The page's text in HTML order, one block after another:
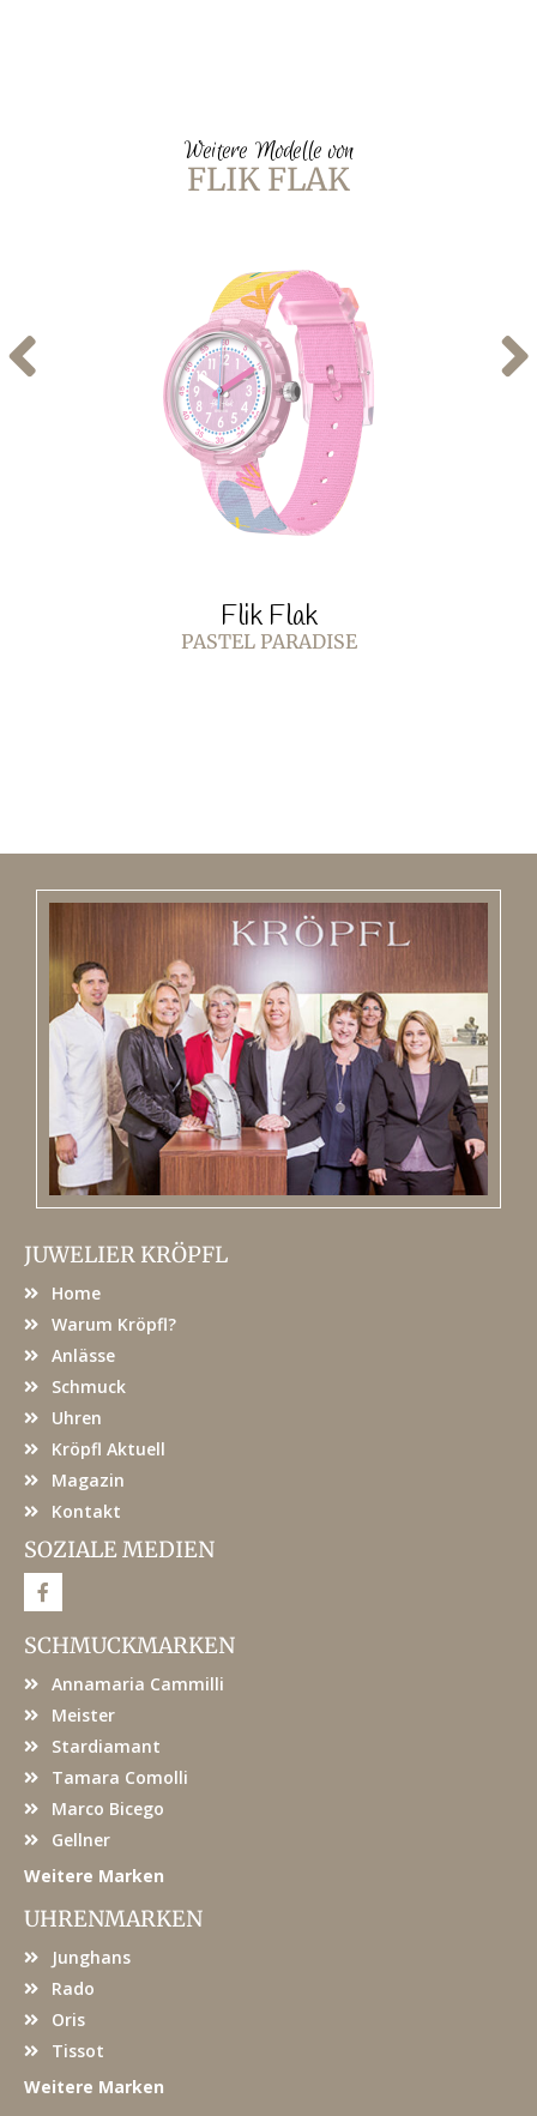
Weitere Modelle von
FLIK FLAK
Flik Flak
PASTEL PARADISE
JUWELIER KRÖPFL
Home
Warum Kröpfl?
Anlässe
Schmuck
Uhren
Kröpfl Aktuell
Magazin
Kontakt
SOZIALE MEDIEN
F
a
e
b
o
SCHMUCKMARKEN
Annamaria Cammilli
Meister
Stardiamant
Tamara Comolli
Marco Bicego
Gellner
Weitere Marken
UHRENMARKEN
Junghans
Rado
Oris
Tissot
Weitere Marken